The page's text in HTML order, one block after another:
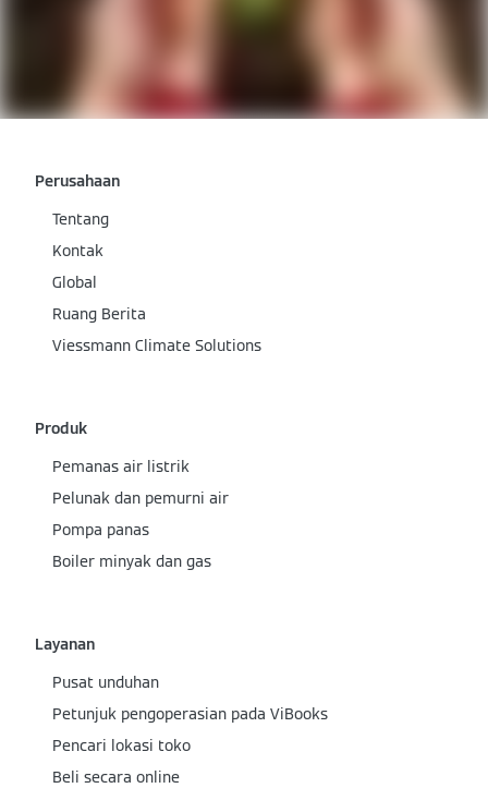
Perusahaan
Tentang
Kontak
Global
Ruang Berita
Viessmann Climate Solutions
Produk
Pemanas air listrik
Pelunak dan pemurni air
Pompa panas
Boiler minyak dan gas
Layanan
Pusat unduhan
Petunjuk pengoperasian pada ViBooks
Pencari lokasi toko
Beli secara online